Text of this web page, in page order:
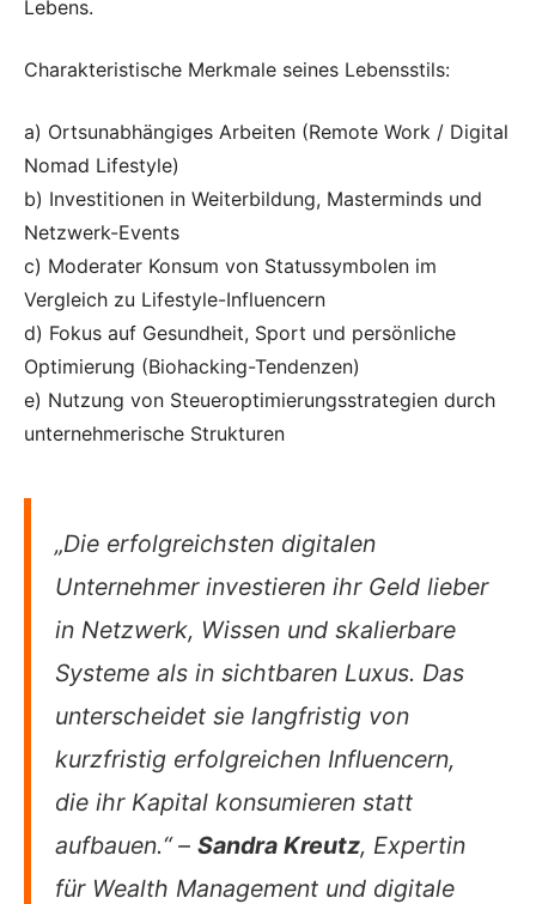
Lebens.
Charakteristische Merkmale seines Lebensstils:
a) Ortsunabhängiges Arbeiten (Remote Work / Digital
Nomad Lifestyle)
b) Investitionen in Weiterbildung, Masterminds und
Netzwerk-Events
c) Moderater Konsum von Statussymbolen im
Vergleich zu Lifestyle-Influencern
d) Fokus auf Gesundheit, Sport und persönliche
Optimierung (Biohacking-Tendenzen)
e) Nutzung von Steueroptimierungsstrategien durch
unternehmerische Strukturen
„Die erfolgreichsten digitalen
Unternehmer investieren ihr Geld lieber
in Netzwerk, Wissen und skalierbare
Systeme als in sichtbaren Luxus. Das
unterscheidet sie langfristig von
kurzfristig erfolgreichen Influencern,
die ihr Kapital konsumieren statt
aufbauen.“ – Sandra Kreutz, Expertin
für Wealth Management und digitale